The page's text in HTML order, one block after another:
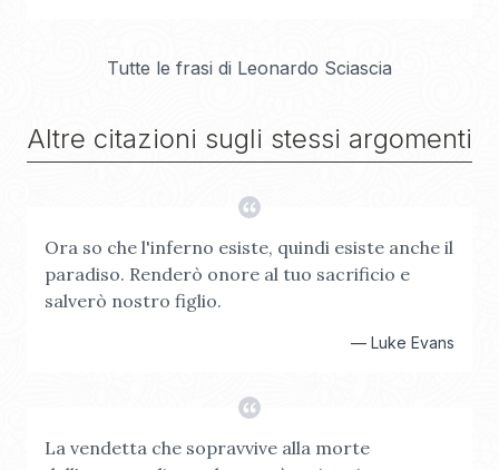
Tutte le frasi di Leonardo Sciascia
Altre citazioni sugli stessi argomenti
Ora so che l'inferno esiste, quindi esiste anche il
paradiso. Renderò onore al tuo sacrificio e
salverò nostro figlio.
— Luke Evans
La vendetta che sopravvive alla morte